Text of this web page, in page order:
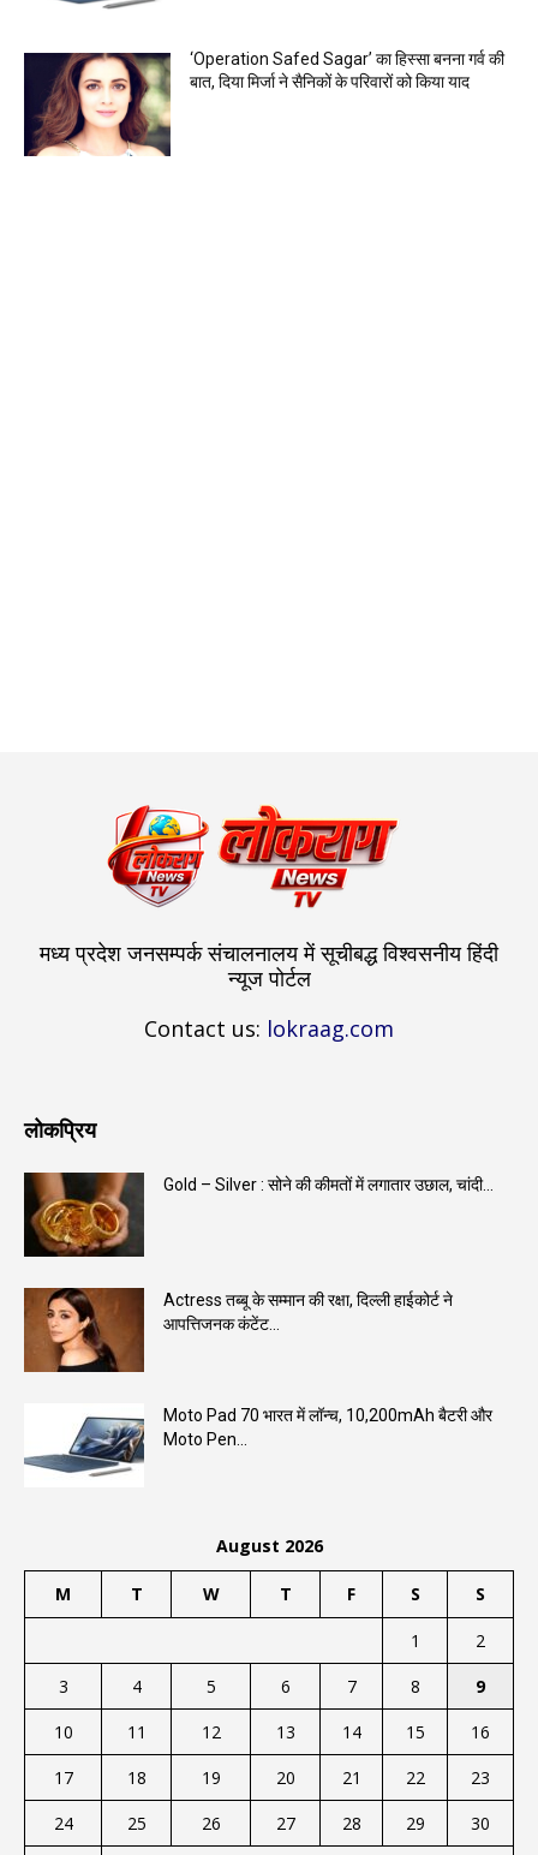
‘Operation Safed Sagar’ का हिस्सा बनना गर्व की
बात, दिया मिर्जा ने सैनिकों के परिवारों को किया याद
मध्य प्रदेश जनसम्पर्क संचालनालय में सूचीबद्ध विश्वसनीय हिंदी
न्यूज पोर्टल
Contact us: lokraag.com
लोकप्रिय
Gold – Silver : सोने की कीमतों में लगातार उछाल, चांदी...
Actress तब्बू के सम्मान की रक्षा, दिल्ली हाईकोर्ट ने
आपत्तिजनक कंटेंट...
Moto Pad 70 भारत में लॉन्च, 10,200mAh बैटरी और
Moto Pen...
August 2026
M T W T F S S
1
2
3
4 5 6 7 8
9
10
11 12 13 14 15
16
17
18 19 20 21 22
23
24
25 26 27 28 29 30